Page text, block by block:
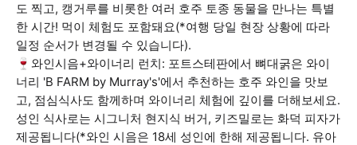
도 찍고, 캥거루를 비롯한 여러 호주 토종 동물을 만나는 특별
한 시간! 먹이 체험도 포함돼요(*여행 당일 현장 상황에 따라
일정 순서가 변경될 수 있습니다).
🍷와인시음+와이너리 런치: 포트스테판에서 뼈대굵은 와이
너리 'B FARM by Murray's'에서 추천하는 호주 와인을 맛보
고, 점심식사도 함께하며 와이너리 체험에 깊이를 더해보세요.
성인 식사로는 시그니처 현지식 버거, 키즈밀로는 화덕 피자가
제공됩니다(*와인 시음은 18세 성인에 한해 제공됩니다. 유아